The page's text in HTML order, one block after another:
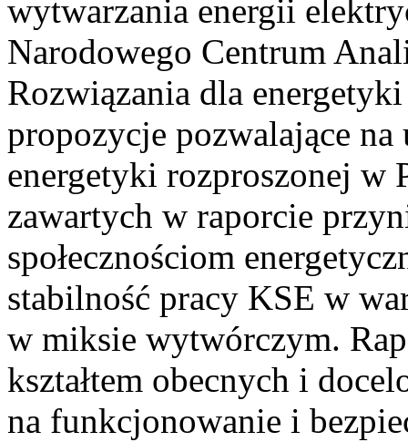
wytwarzania energii
Narodowego Centrum
Rozwiązania dla
propozycje pozwalające
energetyki rozproszonej w
zawartych w raporcie
społecznościom
stabilność pracy KSE w
w miksie wytwórczym.
kształtem obecnych i
na funkcjonowanie i